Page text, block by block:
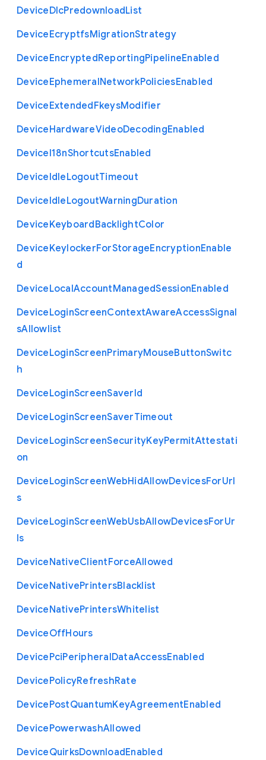
DeviceDlcPredownloadList
DeviceEcryptfsMigrationStrategy
DeviceEncryptedReportingPipelineEnabled
DeviceEphemeralNetworkPoliciesEnabled
DeviceExtendedFkeysModifier
DeviceHardwareVideoDecodingEnabled
DeviceI18nShortcutsEnabled
DeviceIdleLogoutTimeout
DeviceIdleLogoutWarningDuration
DeviceKeyboardBacklightColor
DeviceKeylockerForStorageEncryptionEnable
d
DeviceLocalAccountManagedSessionEnabled
DeviceLoginScreenContextAwareAccessSignal
sAllowlist
DeviceLoginScreenPrimaryMouseButtonSwitc
h
DeviceLoginScreenSaverId
DeviceLoginScreenSaverTimeout
DeviceLoginScreenSecurityKeyPermitAttestati
on
DeviceLoginScreenWebHidAllowDevicesForUrl
s
DeviceLoginScreenWebUsbAllowDevicesForUr
ls
DeviceNativeClientForceAllowed
DeviceNativePrintersBlacklist
DeviceNativePrintersWhitelist
DeviceOffHours
DevicePciPeripheralDataAccessEnabled
DevicePolicyRefreshRate
DevicePostQuantumKeyAgreementEnabled
DevicePowerwashAllowed
DeviceQuirksDownloadEnabled